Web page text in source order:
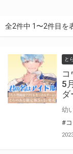
全2件中 1〜2件目を
と
コ
5
#コ